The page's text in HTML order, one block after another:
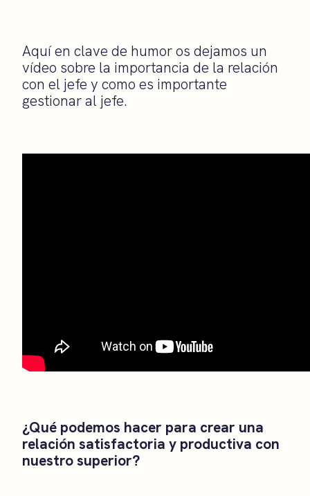
Aquí en clave de humor os dejamos un
vídeo sobre la importancia de la relación
con el jefe y como es importante
gestionar al jefe.
¿Qué podemos hacer para crear una
relación satisfactoria y productiva con
nuestro superior?